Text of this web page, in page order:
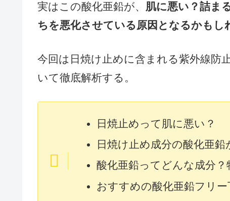
実はこの酸化亜鉛が、 肌に悪い？詰ま
ちを悪化させている原因となるかもし
今回は日焼け止めに含まれる紫外線防
いて徹底解析する。
日焼止めって肌に悪い？
日焼け止め成分の酸化亜
酸化亜鉛ってどんな成分？
おすすめの酸化亜鉛フリ